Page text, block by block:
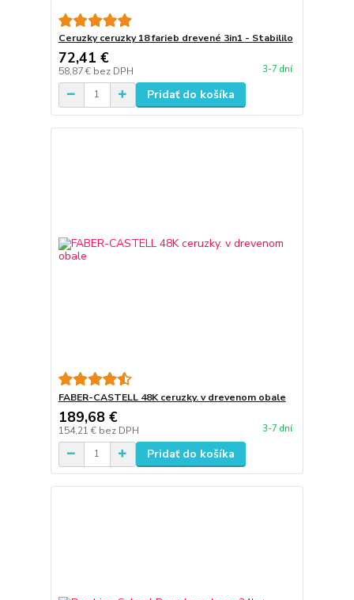
Ceruzky ceruzky 18 farieb drevené 3in1 - Stabililo
72,41 €
58,87 € bez DPH 3-7 dní
Pridať do košíka
FABER-CASTELL 48K ceruzky. v drevenom obale
189,68 €
154,21 € bez DPH 3-7 dní
Pridať do košíka